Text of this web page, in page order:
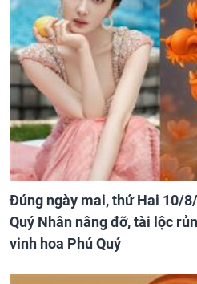
Đúng ngày mai, thứ Hai 10/
Quý Nhân nâng đỡ, tài lộc
vinh hoa Phú Quý